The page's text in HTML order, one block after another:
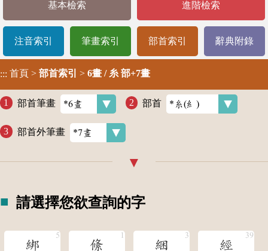
基本檢索 進階檢索
注音索引 筆畫索引 部首索引 辭典附錄
::: 首頁 > 部首索引 > 6畫 / 糸 部+7畫
部首筆畫 部首
部首外筆畫
請選擇您欲查詢的字
綁 絛 綑 經